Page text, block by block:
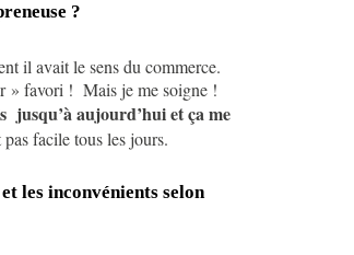
?
il avait le sens du commerce.
» favori ! Mais je me soigne !
jusqu’à aujourd’hui et ça me
facile tous les jours.
les inconvénients selon